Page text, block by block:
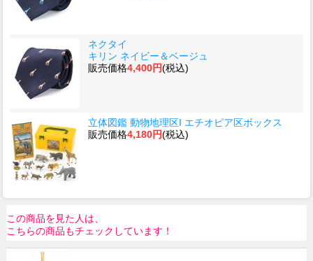
ネクタイ
キリン ネイビー＆ベージュ
販売価格4,400円(税込)
立体図鑑 動物地理区I エチオピア区ボックス
販売価格4,180円(税込)
この商品を見た人は、
こちらの商品もチェックしています！